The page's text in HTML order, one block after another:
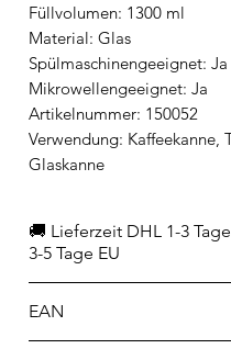
Füllvolumen: 1300 ml
Material: Glas
Spülmaschinengeeignet: Ja
Mikrowellengeeignet: Ja
Artikelnummer: 150052
Verwendung: Kaffeekanne,
Glaskanne
🚚 Lieferzeit DHL 1-3
3-5 Tage EU
EAN